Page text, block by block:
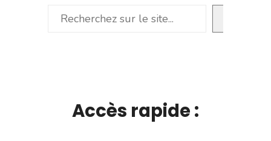
Rechercher
Accès rapide :